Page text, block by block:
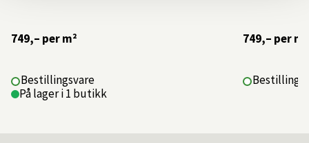
749,– per m²
Bestillingsvare
På lager i 1 butikk
749,– per m²